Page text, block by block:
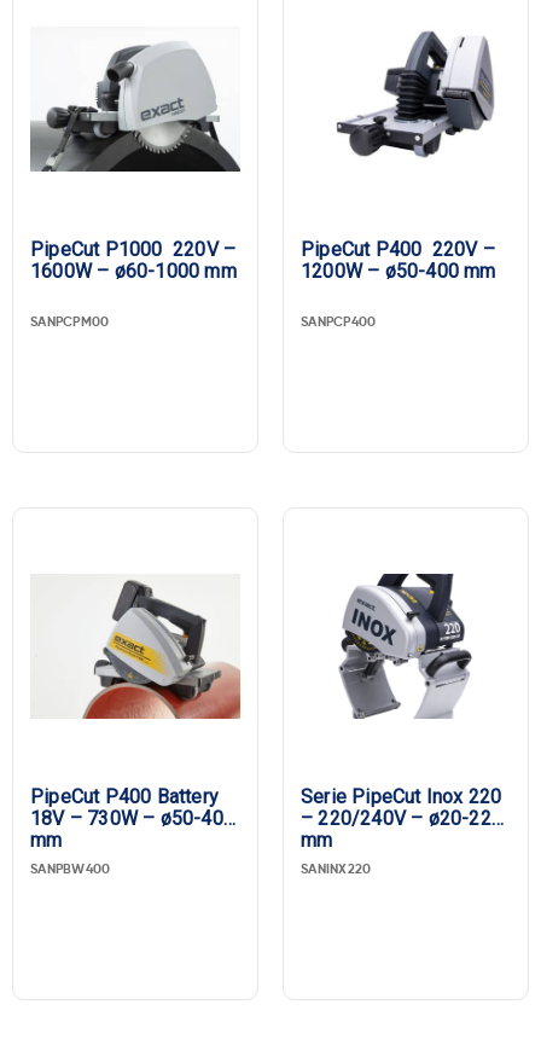
PipeCut P1000 220V –
1600W – ø60-1000 mm
SANPCPM00
PipeCut P400 220V –
1200W – ø50-400 mm
SANPCP400
PipeCut P400 Battery
18V – 730W – ø50-400
mm
SANPBW400
Serie PipeCut Inox 220
– 220/240V – ø20-220
mm
SANINX220